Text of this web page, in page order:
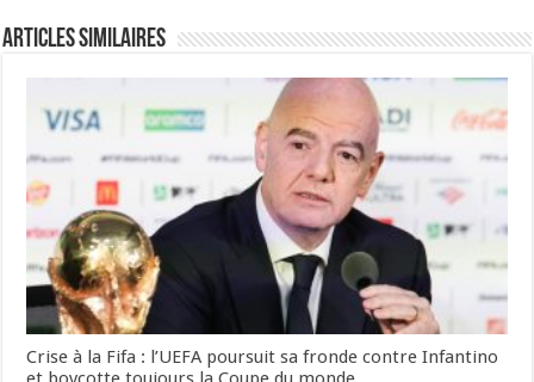
Articles Similaires
Crise à la Fifa : l’UEFA poursuit sa fronde contre Infantino